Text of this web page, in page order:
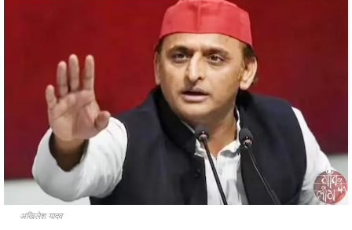
अखिलेश यादव